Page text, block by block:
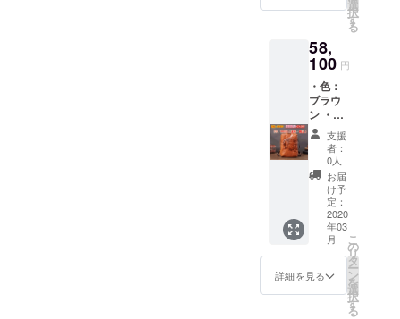
額セー
料込
み・税
込価格
【プロ
ジェク
ト終了
後88，
000円に
なりま
す】
選
択
す
る
58,
100 円
・色：
ブラウ
ン ・定
価88，
000円
期間限
定
40％OF
F ・送
料込
み・税
込価格
【プロ
ジェク
ト終了
後88，
000円に
支援
者：
0人
お届
け予
定：
2020
年03
月
詳細を見る
こ
の
リ
タ
ー
ン
を
選
択
す
る